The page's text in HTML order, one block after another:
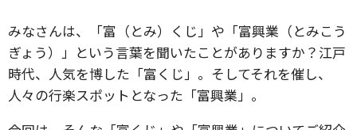
みなさんは、「富（とみ）くじ」や「富興業（とみこう
ぎょう）」という言葉を聞いたことがありますか？江戸
時代、人気を博した「富くじ」。そしてそれを催し、
人々の行楽スポットとなった「富興業」。